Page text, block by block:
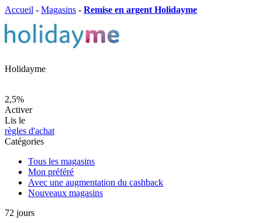
Accueil - Magasins - Remise en argent Holidayme
Holidayme
2,5%
Activer
Lis le
règles d'achat
Catégories
Tous les magasins
Mon préféré
Avec une augmentation du cashback
Nouveaux magasins
72 jours